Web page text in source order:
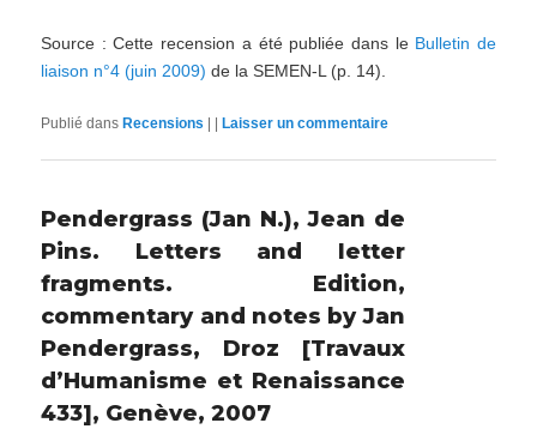
Source : Cette recension a été publiée dans leBulletin de
liaison n°4 (juin 2009) de la SEMEN-L (p. 14).
Publié dans Recensions | |Laisser un commentaire
Pendergrass (Jan N.), Jean de
Pins. Letters and letter
fragments. Edition,
commentary and notes by Jan
Pendergrass, Droz [Travaux
d’Humanisme et Renaissance
433], Genève, 2007